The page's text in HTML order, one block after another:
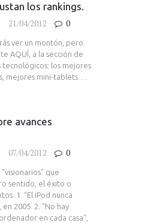
los rankings.
21/04/2012 0
ver un montón, pero
AQUÍ, a la sección de
tecnológicos: los mejores
mejores mini-tablets….
avances
07/04/2012 0
que
sentido, el éxito o
1. “El iPod nunca
2005. 2. “No hay
en cada casa“,